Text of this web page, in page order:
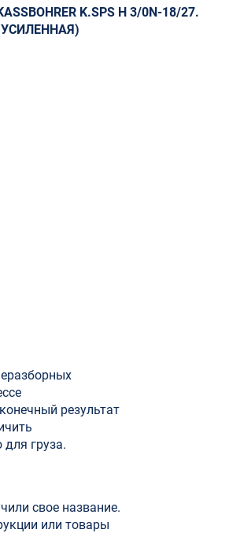
K.SPS H 3/0N-18/27.
результат
груза.
свое название.
или товары